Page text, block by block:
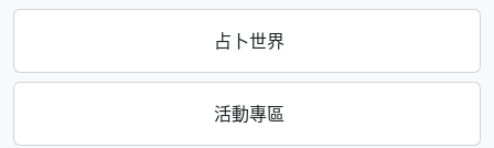
占卜世界
活動專區